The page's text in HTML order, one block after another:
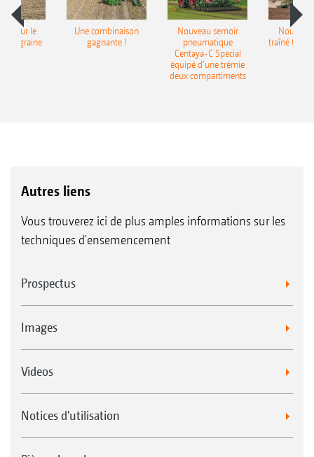
pour le
Une combinaison
gagnante !
Nouveau semoir
pneumatique
Centaya-C Special
équipé d’une trémie
deux compartiments
traîné
Autres liens
Vous trouverez ici de plus amples informations sur les
techniques d'ensemencement
Prospectus
Images
Videos
Notices d'utilisation